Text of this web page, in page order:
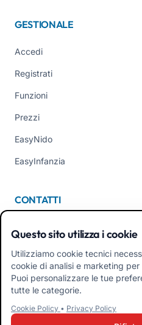
GESTIONALE
Accedi
Registrati
Funzioni
Prezzi
EasyNido
EasyInfanzia
CONTATTI
Contattaci
Tel +39 02 84152514
Questo sito utilizza i cookie
Utilizziamo cookie tecnici
cookie di analisi e marketing
Puoi personalizzare le tue
tutte le categorie.
Cookie Policy • Privacy Policy